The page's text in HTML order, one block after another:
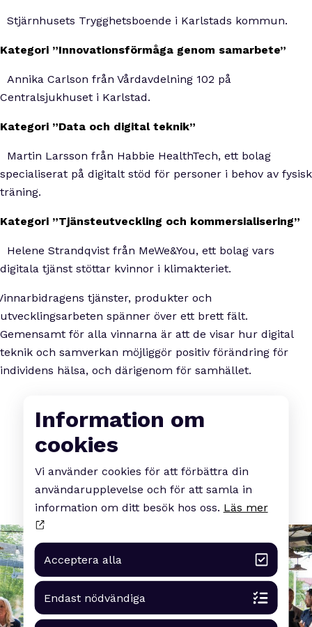
Stjärnhusets Trygghetsboende i Karlstads kommun.
Kategori ”Innovationsförmåga genom samarbete”
Annika Carlson från Vårdavdelning 102 på
Centralsjukhuset i Karlstad.
Kategori ”Data och digital teknik”
Martin Larsson från Habbie HealthTech, ett bolag
specialiserat på digitalt stöd för personer i behov av fysisk
träning.
Kategori ”Tjänsteutveckling och kommersialisering”
Helene Strandqvist från MeWe&You, ett bolag vars
digitala tjänst stöttar kvinnor i klimakteriet.
tjänster, produkter och
utvecklingsarbeten spänner över ett brett fält.
Gemensamt för alla vinnarna är att de visar hur digital
teknik och samverkan möjliggör positiv förändring för
individens hälsa, och därigenom för samhället.
Information om
cookies
Vi använder cookies för att förbättra din
användarupplevelse och för att samla in
information om ditt besök hos oss. Läs mer
Acceptera alla
Endast nödvändiga